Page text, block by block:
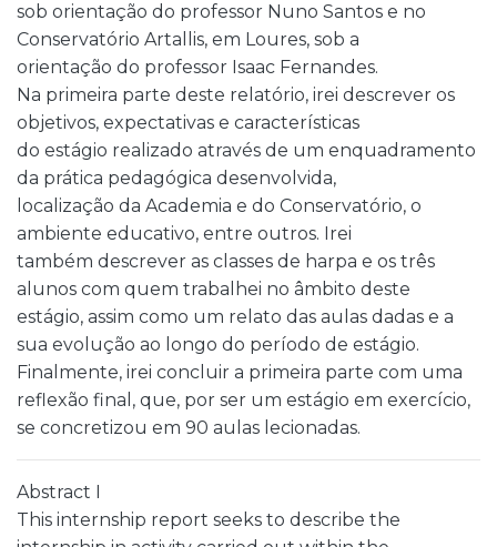
sob orientação do professor Nuno Santos e no
Conservatório Artallis, em Loures, sob a
orientação do professor Isaac Fernandes.
Na primeira parte deste relatório, irei descrever os
objetivos, expectativas e características
do estágio realizado através de um enquadramento
da prática pedagógica desenvolvida,
localização da Academia e do Conservatório, o
ambiente educativo, entre outros. Irei
também descrever as classes de harpa e os três
alunos com quem trabalhei no âmbito deste
estágio, assim como um relato das aulas dadas e a
sua evolução ao longo do período de estágio.
Finalmente, irei concluir a primeira parte com uma
reflexão final, que, por ser um estágio em exercício,
se concretizou em 90 aulas lecionadas.
Abstract I
This internship report seeks to describe the